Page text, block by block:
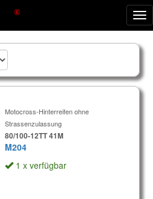
Motocross-Hinterreifen ohne
Strassenzulassung
80/100-12TT 41M
M204
1 x verfügbar